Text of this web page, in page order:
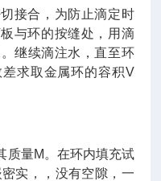
接合，为防止滴定时
与环的按缝处，用滴
继续滴注水，直至环
求取金属环的容积V
质量M 。在环内填充试
实，，没有空隙，一